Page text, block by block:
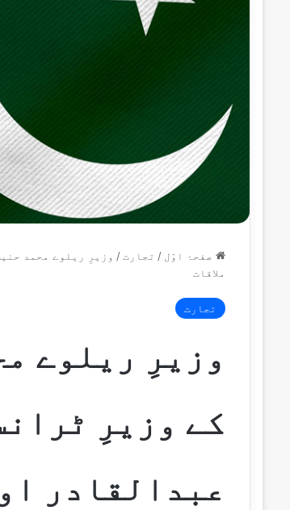
صفحۂ اوّل / تجارت / وزیرِ ریلوے محمد
ملاقات
تجارت
وزیرِ ریلوے
کے وزیرِ
عبدالقادر